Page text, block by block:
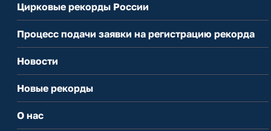
Цирковые рекорды России
Процесс подачи заявки на регистрацию рекорда
Новости
Новые рекорды
О нас